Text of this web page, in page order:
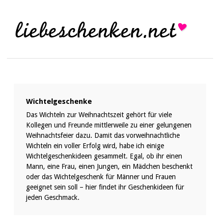
Wichtelgeschenke
Das Wichteln zur Weihnachtszeit gehört für viele
Kollegen und Freunde mittlerweile zu einer gelungenen
Weihnachtsfeier dazu. Damit das vorweihnachtliche
Wichteln ein voller Erfolg wird, habe ich einige
Wichtelgeschenkideen gesammelt. Egal, ob ihr einen
Mann, eine Frau, einen Jungen, ein Mädchen beschenkt
oder das Wichtelgeschenk für Männer und Frauen
geeignet sein soll – hier findet ihr Geschenkideen für
jeden Geschmack.